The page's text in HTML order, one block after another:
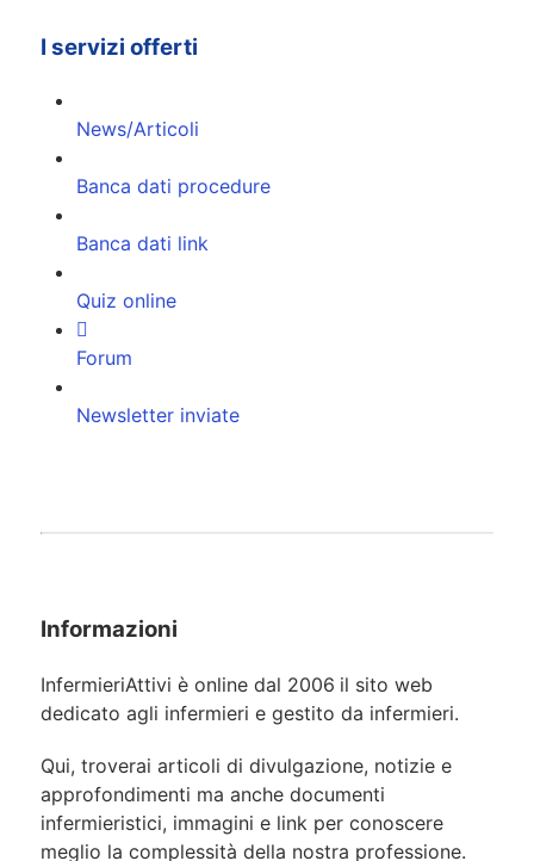
I servizi offerti
News/Articoli
Banca dati procedure
Banca dati link
Quiz online
Forum
Newsletter inviate
Informazioni
InfermieriAttivi è online dal 2006 il sito web
dedicato agli infermieri e gestito da infermieri.
Qui, troverai articoli di divulgazione, notizie e
approfondimenti ma anche documenti
infermieristici, immagini e link per conoscere
meglio la complessità della nostra professione.